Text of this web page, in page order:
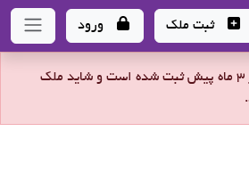
جامع املاک و مشاورین املاک
ثبت ملک ورود
این آگهی بیش از 3 ماه پیش ثبت شده است و شاید ملک